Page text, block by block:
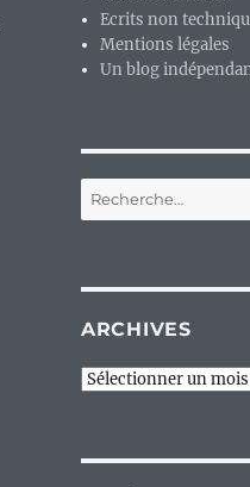
Ecrits non
Mentions légales
Un blog
Recherche
pour :
ARCHIVES
Archives